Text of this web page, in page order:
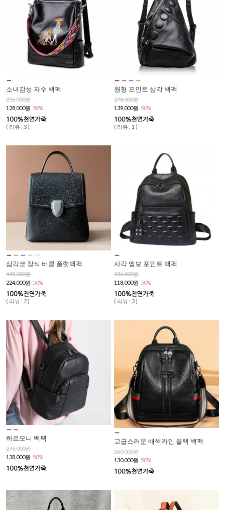
소녀감성 자수 백팩
256,000원
128,000원 50%
( 리뷰 : 3 )
원형 포인트 삼각 백팩
278,000원
139,000원 50%
( 리뷰 : 1 )
삼각코 장식 버클 플랫백팩
448,000원
224,000원 50%
( 리뷰 : 2 )
사각 엠보 포인트 백팩
236,000원
118,000원 50%
( 리뷰 : 3 )
하르모니 백팩
276,000원
138,000원 50%
고급스러운 배색라인 블랙 백팩
260,000원
130,000원 50%